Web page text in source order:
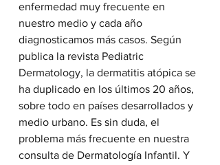
enfermedad muy frecuente en
nuestro medio y cada año
diagnosticamos más casos. Según
publica la revista Pediatric
Dermatology, la dermatitis atópica se
ha duplicado en los últimos 20 años,
sobre todo en países desarrollados y
medio urbano. Es sin duda, el
problema más frecuente en nuestra
consulta de Dermatología Infantil. Y